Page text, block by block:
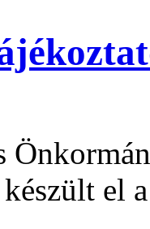
el